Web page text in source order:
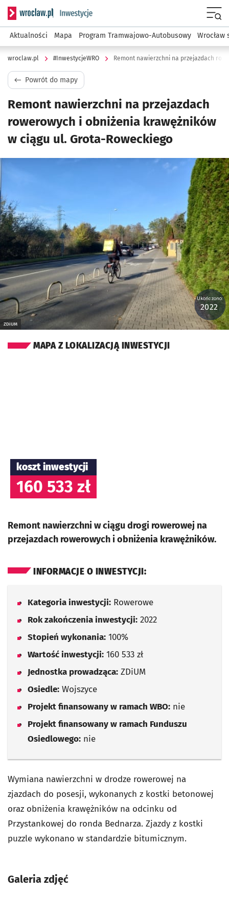
Serwis informacyjny wroclaw.pl podserwis:
Aktualności Mapa Program Tramwajowo-Autobusowy Wrocław
wroclaw.pl #InwestycjeWRO
Powrót do mapy
Remont nawierzchni na przejazdach
rowerowych i obniżenia krawężników
w ciągu ul. Grota-Roweckiego
Kliknij, aby powiększyć
ZDiUM
Ukończono:
2022
MAPA Z LOKALIZACJĄ INWESTYCJI
koszt inwestycji
160 533 zł
Remont nawierzchni w ciągu drogi rowerowej na
przejazdach rowerowych i obniżenia krawężników.
INFORMACJE O INWESTYCJI:
Kategoria inwestycji: Rowerowe
Rok zakończenia inwestycji: 2022
Stopień wykonania: 100%
Wartość inwestycji: 160 533 zł
Jednostka prowadząca: ZDiUM
Osiedle: Wojszyce
Projekt finansowany w ramach WBO: nie
Projekt finansowany w ramach Funduszu
Osiedlowego: nie
Wymiana nawierzchni w drodze rowerowej na
zjazdach do posesji, wykonanych z kostki betonowej
oraz obniżenia krawężników na odcinku od
Przystankowej do ronda Bednarza. Zjazdy z kostki
puzzle wykonano w standardzie bitumicznym.
Galeria zdjęć